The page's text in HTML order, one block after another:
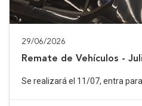
29/06/2026
Remate de Vehículos -
Se realizará el 11/07, entra